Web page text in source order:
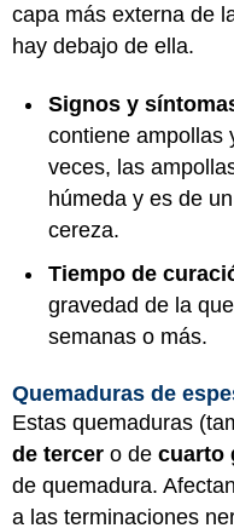
capa más externa de
hay debajo de ella.
Signos y
contiene ampollas
veces, las
húmeda y es de
cereza.
Tiempo de
gravedad de la
semanas o más.
Quemaduras de
Estas quemaduras
de tercer o de cuarto
de quemadura.
a las terminaciones